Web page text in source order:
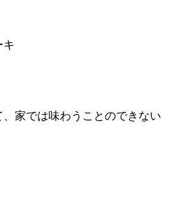
家では味わうことのできない